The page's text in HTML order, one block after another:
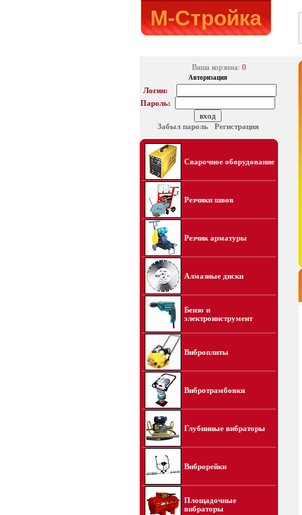
М-Стройка
Ваша корзина: 0
Авторизация
Логин:
Пароль:
Забыл пароль Регистрация
Сварочное оборудование
Резчики швов
Резчик арматуры
Алмазные диски
Бензо и
электроинструмент
Виброплиты
Вибротрамбовки
Глубинные вибраторы
Виброрейки
Площадочные
вибраторы